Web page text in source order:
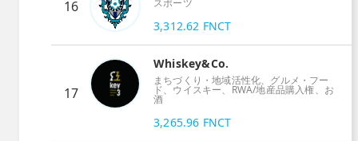
16 スポーツ
3,312.62 FNCT
17
Whiskey&Co.
まちづくり・地域活性化、グルメ・フー
ド、ウイスキー、RWA/地産品購入権、お
酒
3,265.96 FNCT